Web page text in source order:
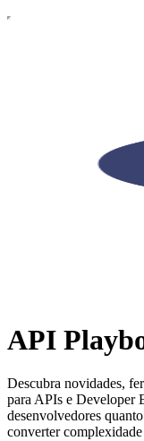
API
Descubra novidades,
para APIs e Developer
desenvolvedores
converter